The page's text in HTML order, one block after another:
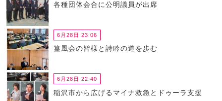
各種団体会合に公明議員が出席
6月28日 23:06
篁風会の皆様と詩吟の道を歩む
6月28日 22:40
稲沢市から広げるマイナ救急とドゥーラ支援